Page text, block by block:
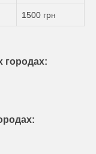
1500 грн
городах: